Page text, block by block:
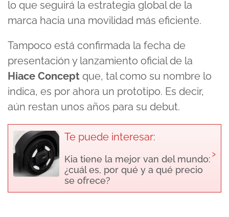
lo que seguirá la estrategia global de la
marca hacia una movilidad más eficiente.
Tampoco está confirmada la fecha de
presentación y lanzamiento oficial de la
Hiace Concept que, tal como su nombre lo
indica, es por ahora un prototipo. Es decir,
aún restan unos años para su debut.
Te puede interesar:
Kia tiene la mejor van del mundo:
¿cuál es, por qué y a qué precio
se ofrece?
›